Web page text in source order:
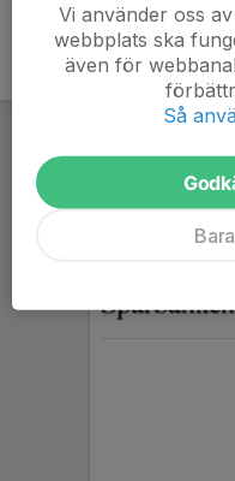
Vi använder oss
webbplats ska
även för
Så